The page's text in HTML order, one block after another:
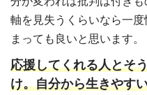
軸を見失うくらいなら一
まっても良いと思います。
応援してくれる人とそ
け。自分から生きやす